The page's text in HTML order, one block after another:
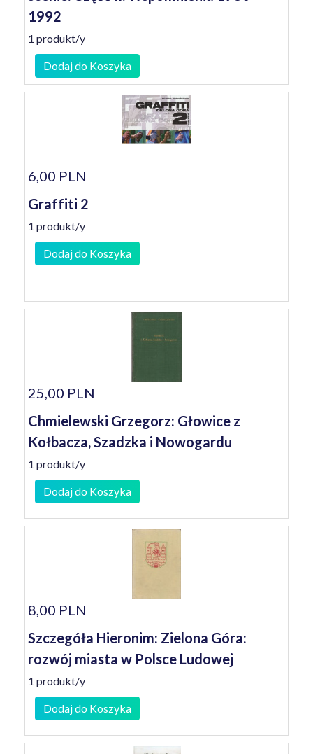
1992
1 produkt/y
Dodaj do Koszyka
6,00 PLN
Graffiti 2
1 produkt/y
Dodaj do Koszyka
25,00 PLN
Chmielewski Grzegorz: Głowice z
Kołbacza, Szadzka i Nowogardu
1 produkt/y
Dodaj do Koszyka
8,00 PLN
Szczegóła Hieronim: Zielona Góra:
rozwój miasta w Polsce Ludowej
1 produkt/y
Dodaj do Koszyka